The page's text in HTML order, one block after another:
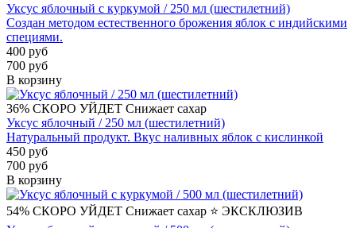
Уксус яблочный с куркумой / 250 мл (шестилетний)
Создан методом естественного брожения яблок с индийскими
специями.
400 руб
700 руб
В корзину
36% СКОРО УЙДЕТ Снижает сахар
Уксус яблочный / 250 мл (шестилетний)
Натуральный продукт. Вкус наливных яблок с кислинкой
450 руб
700 руб
В корзину
54% СКОРО УЙДЕТ Снижает сахар ⭐️ ЭКСКЛЮЗИВ